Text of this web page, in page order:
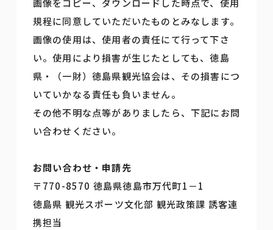
画像をコピー、ダウンロードした時点で、使用
規程に同意していただいたものとみなします。
画像の使用は、使用者の責任にて行って下さ
い。使用により損害が生じたとしても、徳島
県・（一財）徳島県観光協会は、その損害につ
いていかなる責任も負いません。
その他不明な点等がありましたら、下記にお問
い合わせください。
お問い合わせ・申請先
〒770-8570 徳島県徳島市万代町1－1
徳島県 観光スポーツ文化部 観光政策課 誘客連
携担当